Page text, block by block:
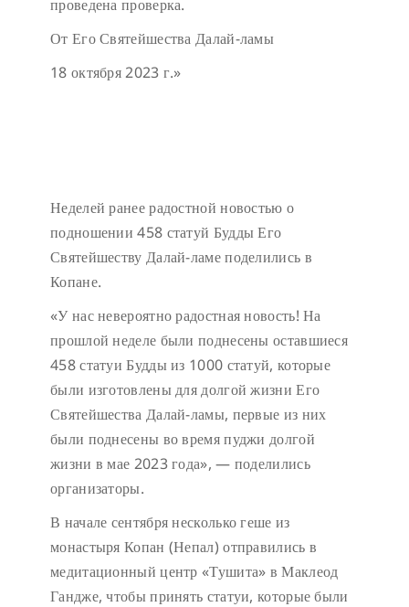
проведена проверка.
От Его Святейшества Далай-ламы
18 октября 2023 г.»
Неделей ранее радостной новостью о
подношении 458 статуй Будды Его
Святейшеству Далай-ламе поделились в
Копане.
«У нас невероятно радостная новость! На
прошлой неделе были поднесены оставшиеся
458 статуи Будды из 1000 статуй, которые
были изготовлены для долгой жизни Его
Святейшества Далай-ламы, первые из них
были поднесены во время пуджи долгой
жизни в мае 2023 года», — поделились
организаторы.
В начале сентября несколько геше из
монастыря Копан (Непал) отправились в
медитационный центр «Тушита» в Маклеод
Гандже, чтобы принять статуи, которые были